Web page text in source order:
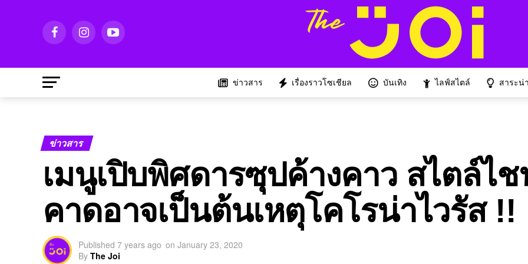
ข่าวสาร เรื่องราวโซเชียล บันเทิง ไลฟ์สไตล์ สาระน่
ข่าวสาร
เมนูเปิบพิศดารซุปค้างคาว สไตล์ไช
คาดอาจเป็นต้นเหตุโคโรน่าไวรัส !!
Published 7 years ago on January 23, 2020
By The Joi